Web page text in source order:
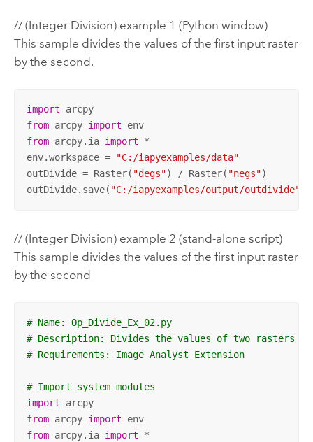
// (Integer Division) example 1 (Python window)
This sample divides the values of the first input raster
by the second.
import
arcpy
from arcpy import
env
from arcpy.ia import *
env.workspace =
"C:/iapyexamples/data"
outDivide = Raster( "degs") / Raster( "negs")
outDivide.save( "C:/iapyexamples/output/outdivide"
// (Integer Division) example 2 (stand-alone script)
This sample divides the values of the first input raster
by the second
# Name: Op_Divide_Ex_02.py
# Description: Divides the values of two rasters
# Requirements: Image Analyst Extension
# Import system modules
import
arcpy
from arcpy import
env
from arcpy.ia import *